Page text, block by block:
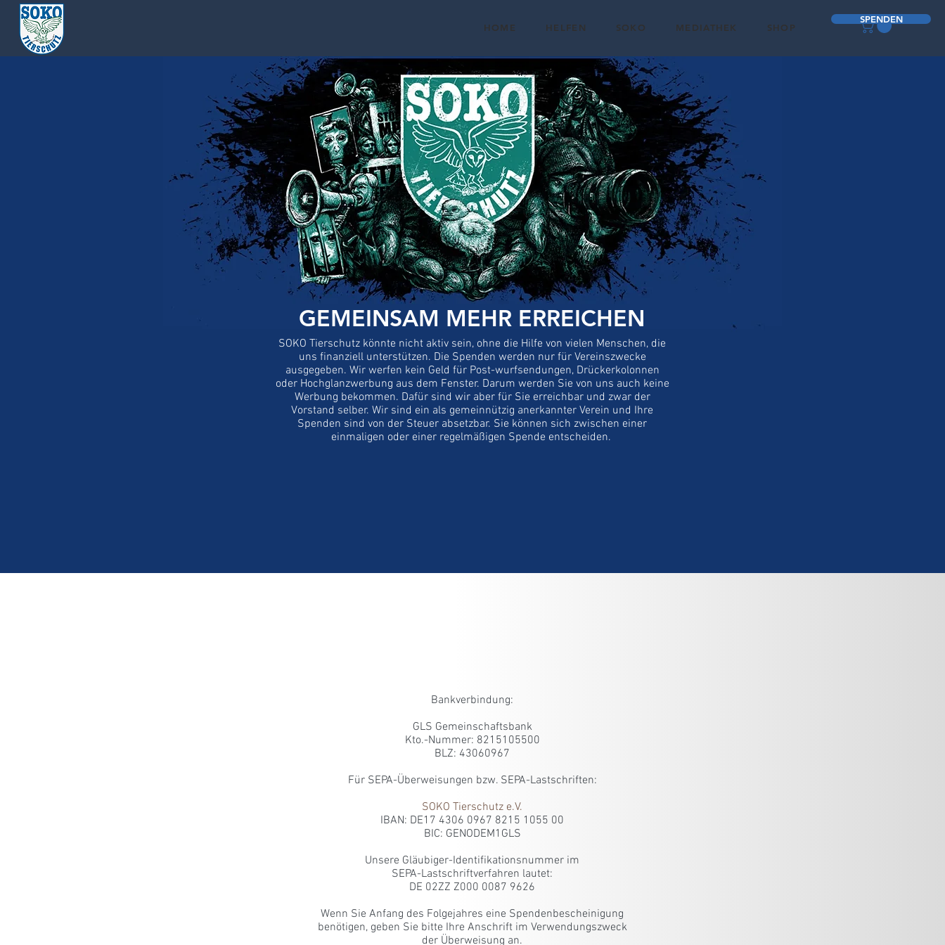
HOME HELFEN SOKO MEDIATHEK SHOP
SPENDEN
GEMEINSAM MEHR ERREICHEN
SOKO Tierschutz könnte nicht aktiv sein, ohne die Hilfe von vielen Menschen, die
uns finanziell unterstützen. Die Spenden werden nur für Vereinszwecke
ausgegeben. Wir werfen kein Geld für Post-wurfsendungen, Drückerkolonnen
oder Hochglanzwerbung aus dem Fenster. Darum werden Sie von uns auch keine
Werbung bekommen. Dafür sind wir aber für Sie erreichbar und zwar der
Vorstand selber. Wir sind ein als gemeinnützig anerkannter Verein und Ihre
Spenden sind von der Steuer absetzbar. Sie können sich zwischen einer
einmaligen oder einer regelmäßigen Spende entscheiden.
Bankverbindung:
GLS Gemeinschaftsbank
Kto.-Nummer: 8215105500
BLZ: 43060967
Für SEPA-Überweisungen bzw. SEPA-Lastschriften:
SOKO Tierschutz e.V.
IBAN: DE17 4306 0967 8215 1055 00
BIC: GENODEM1GLS
Unsere Gläubiger-Identifikationsnummer im
SEPA-Lastschriftverfahren lautet:
DE 02ZZ Z000 0087 9626
Wenn Sie Anfang des Folgejahres eine Spendenbescheinigung
benötigen, geben Sie bitte Ihre Anschrift im Verwendungszweck
der Überweisung an.